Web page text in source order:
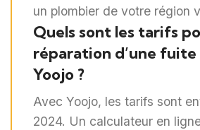
un plombier de votre région
Quels sont les tarifs
réparation d’une fuite
Yoojo ?
Avec Yoojo, les tarifs sont
2024. Un calculateur en